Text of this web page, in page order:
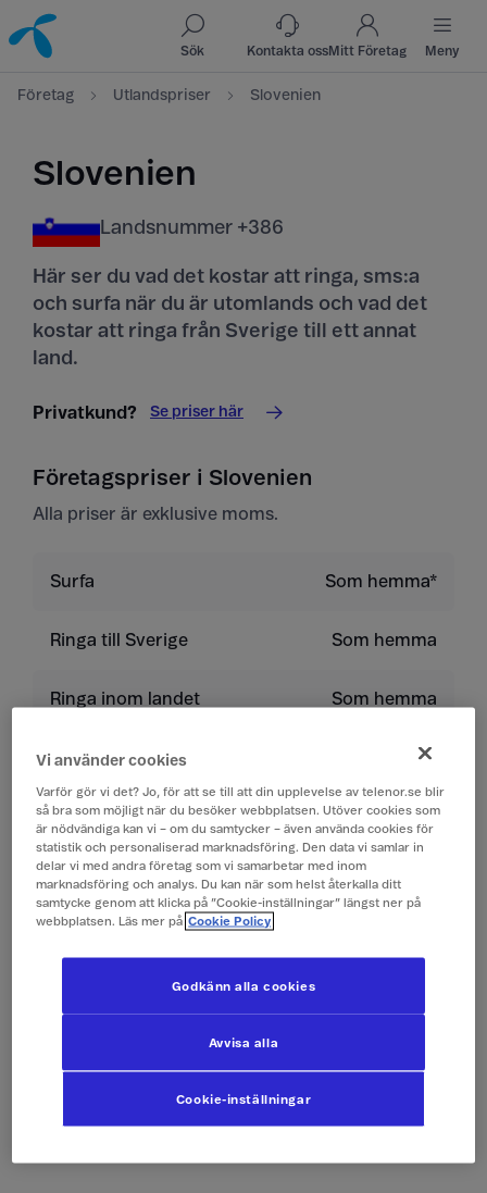
Till innehåll
Till sök
Sök Kontakta ossMitt Företag Meny
Företag Utlandspriser Slovenien
Slovenien
Landsnummer +386
Här ser du vad det kostar att ringa, sms:a
och surfa när du är utomlands och vad det
kostar att ringa från Sverige till ett annat
land.
Privatkund? Se priser här
Företagspriser i Slovenien
Alla priser är exklusive moms.
Surfa Som hemma*
Ringa till Sverige Som hemma
Ringa inom landet Som hemma
Ringa till land utanför
9 kr/min
Ta emot samtal Som hemma
Lyssna på röstbrevlåda Som hemma
Skicka sms Som hemma
Ta emot sms Som hemma
Skicka mms Som hemma
Vi använder cookies
Varför gör vi det? Jo, för att se till att din upplevelse av telenor.se blir
så bra som möjligt när du besöker webbplatsen. Utöver cookies som
är nödvändiga kan vi – om du samtycker – även använda cookies för
statistik och personaliserad marknadsföring. Den data vi samlar in
delar vi med andra företag som vi samarbetar med inom
marknadsföring och analys. Du kan när som helst återkalla ditt
samtycke genom att klicka på ”Cookie-inställningar” längst ner på
webbplatsen. Läs mer på Cookie Policy
Cookie-inställningar
Avvisa alla
Godkänn alla cookies